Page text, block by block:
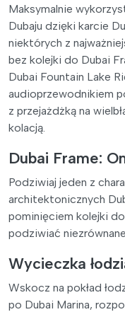
Maksymalnie
Dubaju dzięki karcie
niektórych z
bez kolejki do Dubai
Dubai Fountain Lake
audioprzewodnikiem
z przejażdżką na
kolacją.
Dubai Frame:
Podziwiaj jeden z
architektonicznych
pominięciem kolejki
podziwiać
Wycieczka
Wskocz na pokład
po Dubai Marina,